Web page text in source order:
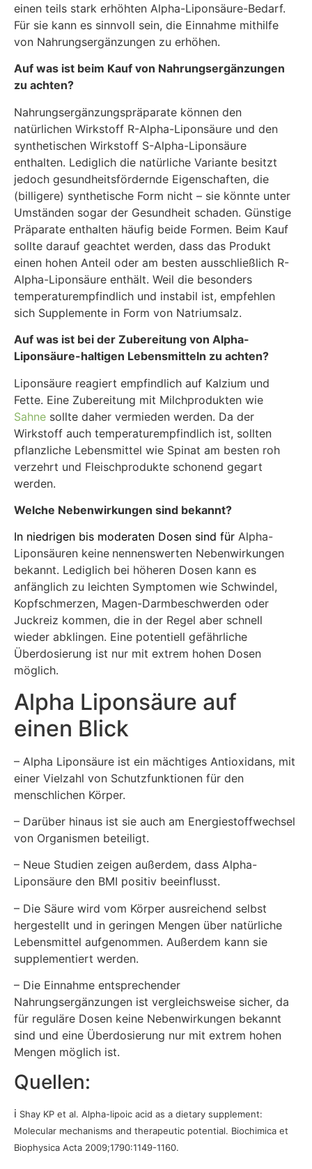
einen teils stark erhöhten Alpha-Liponsäure-Bedarf.
Für sie kann es sinnvoll sein, die Einnahme mithilfe
von Nahrungsergänzungen zu erhöhen.
Auf was ist beim Kauf von Nahrungsergänzungen
zu achten?
Nahrungsergänzungspräparate können den
natürlichen Wirkstoff R-Alpha-Liponsäure und den
synthetischen Wirkstoff S-Alpha-Liponsäure
enthalten. Lediglich die natürliche Variante besitzt
jedoch gesundheitsfördernde Eigenschaften, die
(billigere) synthetische Form nicht – sie könnte unter
Umständen sogar der Gesundheit schaden. Günstige
Präparate enthalten häufig beide Formen. Beim Kauf
sollte darauf geachtet werden, dass das Produkt
einen hohen Anteil oder am besten ausschließlich R-
Alpha-Liponsäure enthält. Weil die besonders
temperaturempfindlich und instabil ist, empfehlen
sich Supplemente in Form von Natriumsalz.
Auf was ist bei der Zubereitung von Alpha-
Liponsäure-haltigen Lebensmitteln zu achten?
Liponsäure reagiert empfindlich auf Kalzium und
Fette. Eine Zubereitung mit Milchprodukten wie
Sahne sollte daher vermieden werden. Da der
Wirkstoff auch temperaturempfindlich ist, sollten
pflanzliche Lebensmittel wie Spinat am besten roh
verzehrt und Fleischprodukte schonend gegart
werden.
Welche Nebenwirkungen sind bekannt?
In niedrigen bis moderaten Dosen sind für Alpha-
Liponsäuren keine nennenswerten Nebenwirkungen
bekannt. Lediglich bei höheren Dosen kann es
anfänglich zu leichten Symptomen wie Schwindel,
Kopfschmerzen, Magen-Darmbeschwerden oder
Juckreiz kommen, die in der Regel aber schnell
wieder abklingen. Eine potentiell gefährliche
Überdosierung ist nur mit extrem hohen Dosen
möglich.
Alpha Liponsäure auf
einen Blick
– Alpha Liponsäure ist ein mächtiges Antioxidans, mit
einer Vielzahl von Schutzfunktionen für den
menschlichen Körper.
– Darüber hinaus ist sie auch am Energiestoffwechsel
von Organismen beteiligt.
– Neue Studien zeigen außerdem, dass Alpha-
Liponsäure den BMI positiv beeinflusst.
– Die Säure wird vom Körper ausreichend selbst
hergestellt und in geringen Mengen über natürliche
Lebensmittel aufgenommen. Außerdem kann sie
supplementiert werden.
– Die Einnahme entsprechender
Nahrungsergänzungen ist vergleichsweise sicher, da
für reguläre Dosen keine Nebenwirkungen bekannt
sind und eine Überdosierung nur mit extrem hohen
Mengen möglich ist.
Quellen:
i Shay KP et al. Alpha-lipoic acid as a dietary supplement:
Molecular mechanisms and therapeutic potential. Biochimica et
Biophysica Acta 2009;1790:1149-1160.